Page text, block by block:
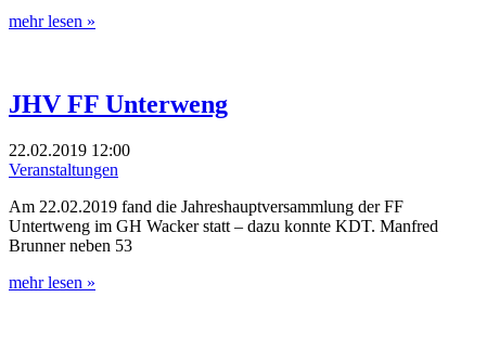
mehr lesen »
JHV FF Unterweng
22.02.2019 12:00
Veranstaltungen
Am 22.02.2019 fand die Jahreshauptversammlung der FF
Untertweng im GH Wacker statt – dazu konnte KDT. Manfred
Brunner neben 53
mehr lesen »